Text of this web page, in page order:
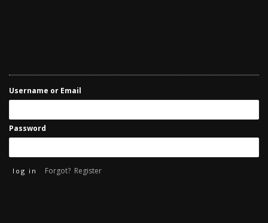
Username or Email
Password
Forgot? Register